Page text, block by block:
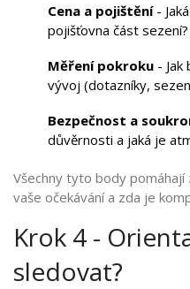
Cena a pojištění-
pojišťovna část sezení?
Měření pokroku -
vývoj (dotazníky,
Bezpečnost a
důvěrnosti a jaká je
Všechny tyto body
vaše očekávání a zda je
Krok 4 -
sledovat?